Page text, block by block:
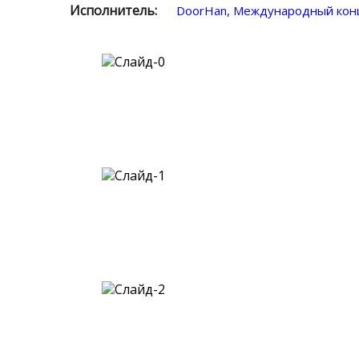
Исполнитель: DoorHan, Международный